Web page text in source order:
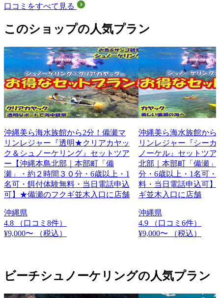
口コミをすべて見る
このショップの人気プラン
沖縄美ら海水族館から2分！備瀬マ
リンレジャー『透明★クリアカヤッ
ク＆シュノーケリング』セットツア
ー【沖縄本島北部｜本部町「備
瀬」・約２時間３０分・6歳以上・1
名可・餌付体験無料・当日電話申込
可】★備瀬のフクギ並木入口に店舗
沖縄県
4.8
（口コミ8件）
¥9,000〜
（税込）
沖縄美ら海水族館から
リンレジャー『シーカ
ノーケル』セットツ
北部｜本部町「備瀬」
分・6歳以上・1名可・
料・当日電話申込可
ギ並木入口に店舗
沖縄県
4.9
（口コミ6件）
¥9,000〜
（税込）
ビーチシュノーケリングの人気プラン